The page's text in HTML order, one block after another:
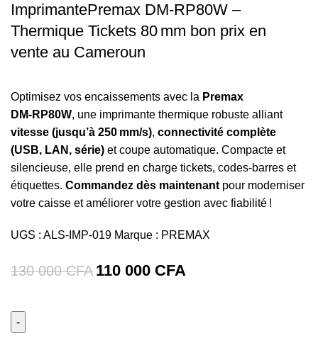
ImprimantePremax DM‑RP80W –
Thermique Tickets 80 mm bon prix en
vente au Cameroun
Optimisez vos encaissements avec la Premax
DM‑RP80W, une imprimante thermique robuste alliant
vitesse (jusqu’à 250 mm/s), connectivité complète
(USB, LAN, série) et coupe automatique. Compacte et
silencieuse, elle prend en charge tickets, codes-barres et
étiquettes. Commandez dès maintenant pour moderniser
votre caisse et améliorer votre gestion avec fiabilité !
UGS : ALS-IMP-019 Marque : PREMAX
130 000CFA 110 000 CFA